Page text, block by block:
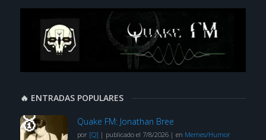
🔥 ENTRADAS POPULARES
Quake FM: Jonathan Bree
por [Q] | publicado el 7/8/2026| en Memes/Humor